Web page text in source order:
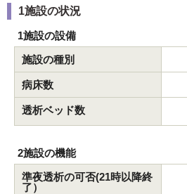
1施設の状況
1施設の設備
施設の種別
病床数
透析ベッド数
2施設の機能
準夜透析の可否(21時以降終
了）